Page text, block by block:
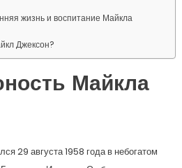
жизнь и воспитание Майкла
Джексон?
Майкла
29 августа 1958 года в небогатом